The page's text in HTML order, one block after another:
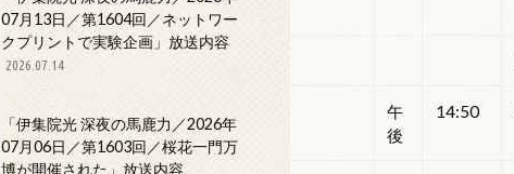
午
後
14:50
07月13日／第1604回／ネットワー
クプリントで実験企画」放送内容
2026.07.14
「伊集院光 深夜の馬鹿力／2026年
07月06日／第1603回／桜花一門万
博が開催された」放送内容